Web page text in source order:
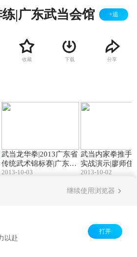
|广东武当会馆 +追
收藏 下载 分享
武当龙华拳|2013广东省
传统武术锦标赛|广东武
当会馆
2013-10-03
武当内家拳推手
实战演示|廖师住
东武当会馆
2013-10-02
继续使用浏览器
以赴
打开